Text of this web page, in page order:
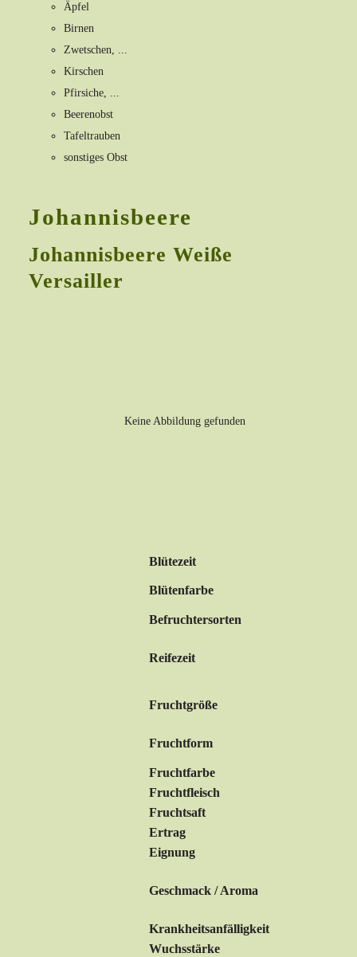
Äpfel
Birnen
Zwetschen, ...
Kirschen
Pfirsiche, ...
Beerenobst
Tafeltrauben
sonstiges Obst
Johannisbeere
Johannisbeere Weiße
Versailler
Blütezeit
Blütenfarbe
Befruchtersorten
Reifezeit
Fruchtgröße
Fruchtform
Fruchtfarbe
Fruchtfleisch
Fruchtsaft
Ertrag
Eignung
Geschmack / Aroma
Krankheitsanfälligkeit
Wuchsstärke